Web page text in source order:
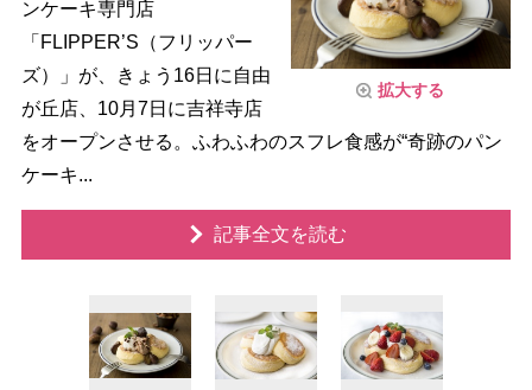
拡大する
ンケーキ専門店
「FLIPPER’S（フリッパー
ズ）」が、きょう16日に自由
が丘店、10月7日に吉祥寺店
をオープンさせる。ふわふわのスフレ食感が“奇跡のパン
ケーキ...
記事全文を読む